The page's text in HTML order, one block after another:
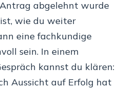
abgelehnt wurde
wie du weiter
eine fachkundige
sein. In einem
kannst du klären:
Aussicht auf Erfolg hat